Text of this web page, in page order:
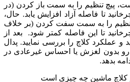
پیچ تنظیم را به سمت باز کردن (در
تا فاصله آزاد افزایش یابد. حال،
تنظیم را به سمت سفت کردن (بر خلاف
تا این فاصله کمتر شود. بعد از
و عملکرد کلاچ را بررسی نمایید. پدال
بدون لغزش یا احساس غیرعادی در
بدهد.